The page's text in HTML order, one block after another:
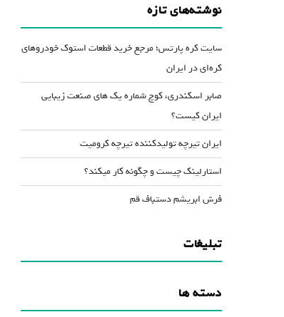
کلیدهای
استفاده
نوشته‌های تازه
سایت کره پارتس؛ مرجع خرید قطعات استوک خودروهای
کره‌ای در ایران
صابر اسکندری، کوچ شماره یک های صنعت زیبایی
ایران کیست؟
ایران تیرچه تولیدکننده تیرچه کرومیت
استارلینک چیست و چگونه کار میکند؟
فرش ابریشم دستباف قم
تبلیغات
دسته ها